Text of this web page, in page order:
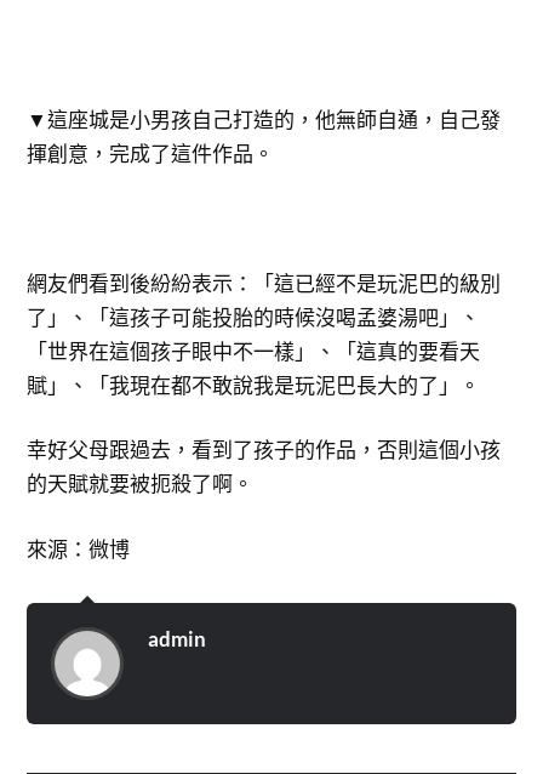
▼​這座城是小男孩自己打造的，他無師自通，自己發
揮創意，完成了這件作品。
網友們看到後紛紛表示：「這已經不是玩泥巴的級別
了」、「這孩子可能投胎的時候沒喝孟婆湯吧」、
「世界在這個孩子眼中不一樣」、「這真的要看天
賦」、「我現在都不敢說我是玩泥巴長大的了」。
幸好父母跟過去，看到了孩子的作品，否則這個小孩
的天賦就要被扼殺了啊。
來源：微博
admin